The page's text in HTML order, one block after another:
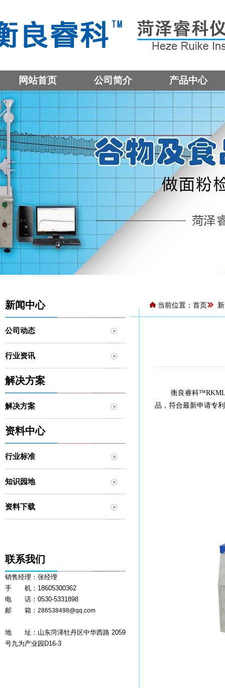
网站首页 公司简介 产品中心
新闻中心
公司动态
行业资讯
解决方案
解决方案
资料中心
行业标准
知识园地
资料下载
联系我们
销售经理：张经理
手 机：18605300362
电 话：0530-5331898
邮 箱： 286538498@qq.com
地 址：山东菏泽牡丹区中华西路 2059
号九为产业园D16-3
当前位置： 首页
衡良睿科
品，符合最新申请专利